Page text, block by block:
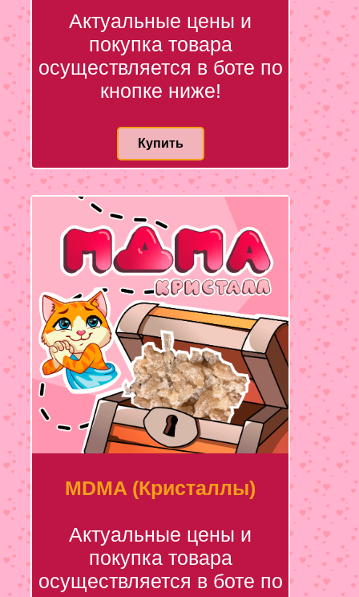
Актуальные цены и
покупка товара
осуществляется в боте по
кнопке ниже!
Купить
MDMA (Кристаллы)
Актуальные цены и
покупка товара
осуществляется в боте по